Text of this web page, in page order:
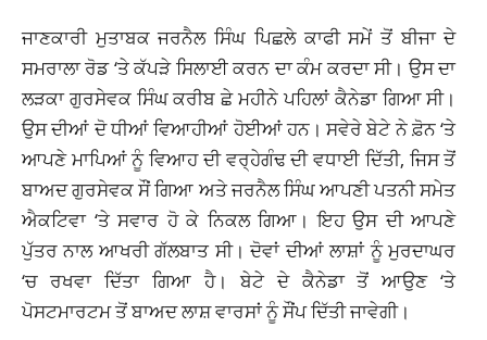
ਜਾਣਕਾਰੀ ਮੁਤਾਬਕ ਜਰਨੈਲ ਸਿੰਘ ਪਿਛਲੇ ਕਾਫੀ ਸਮੇਂ ਤੋਂ ਬੀਜਾ ਦੇ
ਸਮਰਾਲਾ ਰੋਡ ‘ਤੇ ਕੱਪੜੇ ਸਿਲਾਈ ਕਰਨ ਦਾ ਕੰਮ ਕਰਦਾ ਸੀ। ਉਸ ਦਾ
ਲੜਕਾ ਗੁਰਸੇਵਕ ਸਿੰਘ ਕਰੀਬ ਛੇ ਮਹੀਨੇ ਪਹਿਲਾਂ ਕੈਨੇਡਾ ਗਿਆ ਸੀ।
ਉਸ ਦੀਆਂ ਦੋ ਧੀਆਂ ਵਿਆਹੀਆਂ ਹੋਈਆਂ ਹਨ। ਸਵੇਰੇ ਬੇਟੇ ਨੇ ਫ਼ੋਨ ‘ਤੇ
ਆਪਣੇ ਮਾਪਿਆਂ ਨੂੰ ਵਿਆਹ ਦੀ ਵਰ੍ਹੇਗੰਢ ਦੀ ਵਧਾਈ ਦਿੱਤੀ, ਜਿਸ ਤੋਂ
ਬਾਅਦ ਗੁਰਸੇਵਕ ਸੌਂ ਗਿਆ ਅਤੇ ਜਰਨੈਲ ਸਿੰਘ ਆਪਣੀ ਪਤਨੀ ਸਮੇਤ
ਐਕਟਿਵਾ ‘ਤੇ ਸਵਾਰ ਹੋ ਕੇ ਨਿਕਲ ਗਿਆ। ਇਹ ਉਸ ਦੀ ਆਪਣੇ
ਪੁੱਤਰ ਨਾਲ ਆਖਰੀ ਗੱਲਬਾਤ ਸੀ। ਦੋਵਾਂ ਦੀਆਂ ਲਾਸ਼ਾਂ ਨੂੰ ਮੁਰਦਾਘਰ
‘ਚ ਰਖਵਾ ਦਿੱਤਾ ਗਿਆ ਹੈ। ਬੇਟੇ ਦੇ ਕੈਨੇਡਾ ਤੋਂ ਆਉਣ ‘ਤੇ
ਪੋਸਟਮਾਰਟਮ ਤੋਂ ਬਾਅਦ ਲਾਸ਼ ਵਾਰਸਾਂ ਨੂੰ ਸੌਂਪ ਦਿੱਤੀ ਜਾਵੇਗੀ।